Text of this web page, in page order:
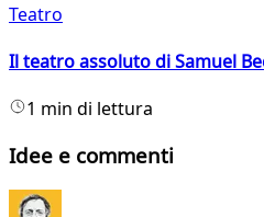
Teatro
Il teatro assoluto di Samuel
1 min di lettura
Idee e commenti